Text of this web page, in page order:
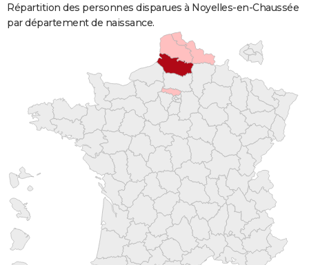
Répartition des personnes disparues à Noyelles-en-Chaussée
par département de naissance.